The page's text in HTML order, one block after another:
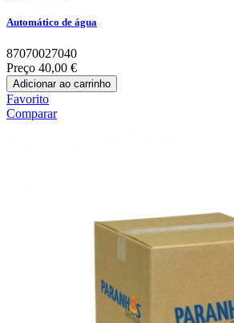
Automático de água
87070027040
Preço 40,00 €
Adicionar ao carrinho
Favorito
Comparar